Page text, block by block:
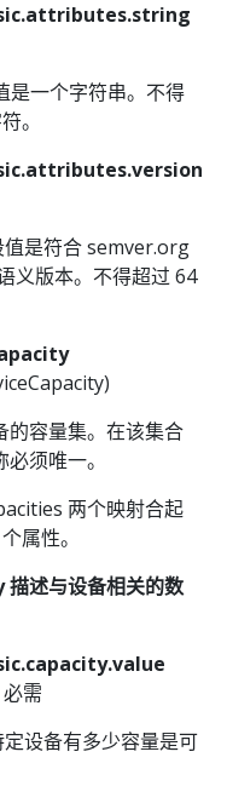
一个字符串。不得
。
是符合 semver.org
义版本。不得超过 64
的容量集。在该集合
须唯一。
两个映射合起
属性。
述与设备相关的数
需
设备有多少容量是可